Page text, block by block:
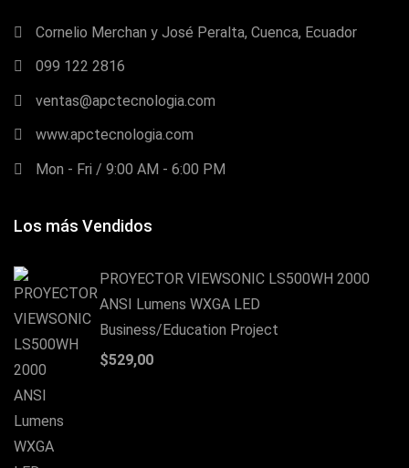
Cornelio Merchan y José Peralta, Cuenca, Ecuador
099 122 2816
ventas@apctecnologia.com
www.apctecnologia.com
Mon - Fri / 9:00 AM - 6:00 PM
Los más Vendidos
PROYECTOR VIEWSONIC LS500WH 2000
ANSI Lumens WXGA LED
Business/Education Project
$529,00